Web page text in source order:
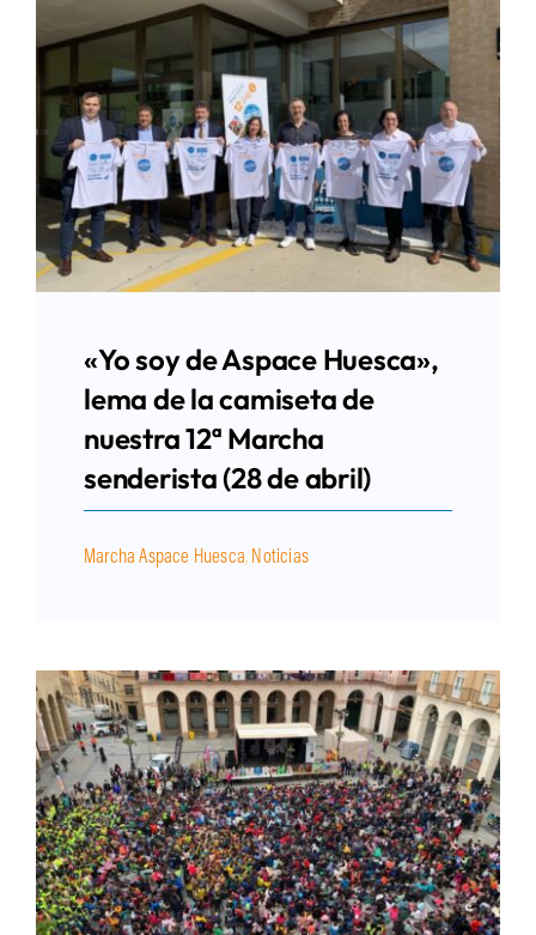
«Yo soy de Aspace Huesca»,
lema de la camiseta de
nuestra 12ª Marcha
senderista (28 de abril)
Marcha Aspace Huesca, Noticias